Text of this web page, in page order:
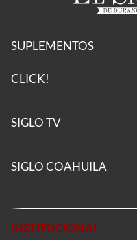
SUPLEMENTOS
CLICK!
SIGLO TV
SIGLO COAHUILA
INSTITUCIONAL